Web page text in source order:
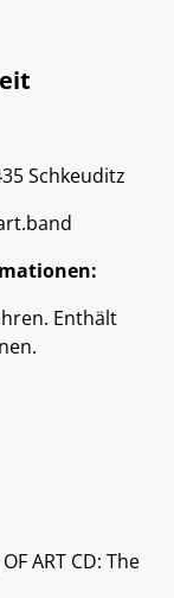
Schkeuditz
Enthält
OF ART CD: The